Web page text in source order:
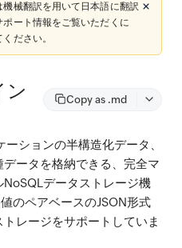
械翻訳を用いて日本語に翻訳
ート情報をご覧いただくに
ださい。
ン Copy as .md
ーションの半構造化データ、
ータを格納できる、完全マ
データストレージ機
のペアベースのJSON形式
レージをサポートしていま